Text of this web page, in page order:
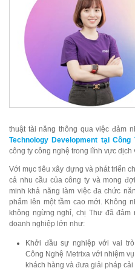
thuật tài năng thông qua việc đảm
Technology Development tại
công ty công nghệ trong lĩnh vực
Với mục tiêu xây dựng và phát triển
cả nhu cầu của công ty và mong
minh khả năng làm việc đa chức
phẩm lên một tầm cao mới. Không
không ngừng nghỉ, chị Thư đã
doanh nghiệp lớn như:
Khởi đầu sự nghiệp với vai trò
Công Nghệ Metrixa với nhiệm
khách hàng và đưa giải pháp